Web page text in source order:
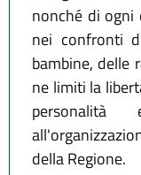
nonché di
nei confronti
bambine, delle
ne limiti la
personalità
della Regione.